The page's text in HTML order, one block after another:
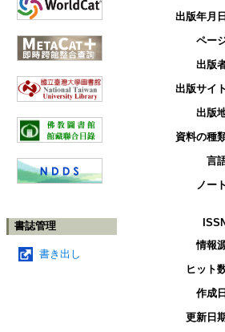
書誌管理
書き出し
出版年月日
ペー
出版
出版サイト
出版
資料の種
言
ノート
ISSN
情報
ヒット
作成日
更新日